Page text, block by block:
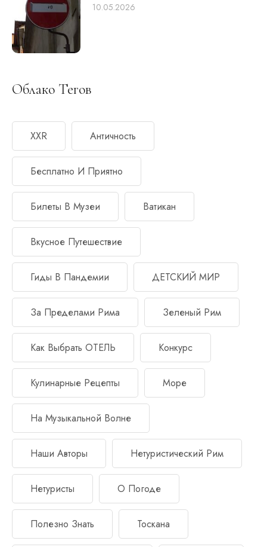
10.05.2026
Облако Тегов
XXR Античность
Бесплатно И Приятно
Билеты В Музеи Ватикан
Вкусное Путешествие
Гиды В Пандемии ДЕТСКИЙ МИР
За Пределами Рима Зеленый Рим
Как Выбрать ОТЕЛЬ Конкурс
Кулинарные Рецепты Море
На Музыкальной Волне
Наши Авторы Нетуристический Рим
Нетуристы О Погоде
Полезно Знать Тоскана